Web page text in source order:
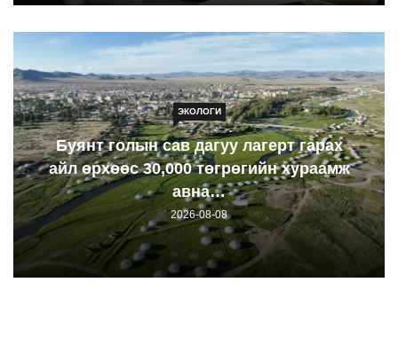
ЭКОЛОГИ
Буянт голын сав дагуу лагерт гарах
айл өрхөөс 30,000 төгрөгийн хураамж
авна…
2026-08-08